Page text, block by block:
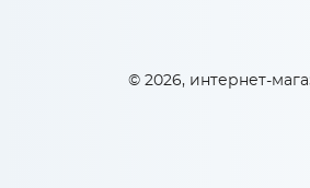
© 2026, интернет-